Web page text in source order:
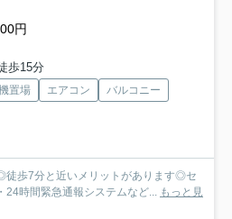
円
歩15分
置場 エアコン
バルコニー
徒歩7分と近いメリットがあります◎セ
時間緊急通報システムなど...
もっと見